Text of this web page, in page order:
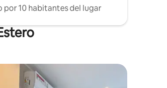
por 10 habitantes del lugar